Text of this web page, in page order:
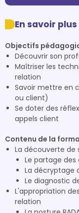
En savoir plus
Objectifs
Découvrir son
Maîtriser les
relation
Savoir mettre en
ou client)
Se doter des
appels client
Contenu de la
La découverte de
Le partage des
La décryptage
Le diagnostic
L'appropriation
relation